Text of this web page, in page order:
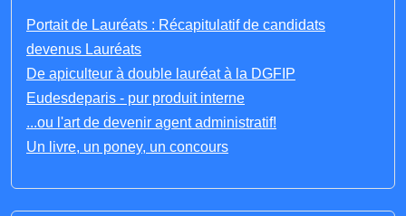
Portait de Lauréats : Récapitulatif de candidats
devenus Lauréats
De apiculteur à double lauréat à la DGFIP
Eudesdeparis - pur produit interne
...ou l'art de devenir agent administratif!
Un livre, un poney, un concours